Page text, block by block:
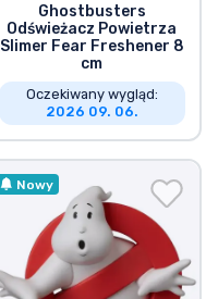
Ghostbusters
Odświeżacz Powietrza
Slimer Fear Freshener 8
cm
Oczekiwany wygląd:
2026 09. 06.
Nowy